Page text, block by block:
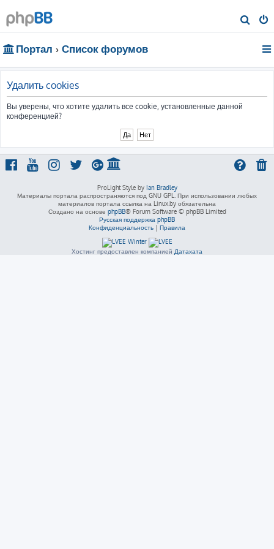
о
Портал Список форумов
Удалить cookies
Вы уверены, что хотите удалить все cookie, установленные данной
конференцией?
ProLight Style by Ian Bradley
Материалы портала распространяются под GNU GPL. При использовании любых
материалов портала ссылка на Linux.by обязательна
Создано на основе phpBB® Forum Software © phpBB Limited
Русская поддержка phpBB
Конфиденциальность | Правила
Хостинг предоставлен компанией Датахата